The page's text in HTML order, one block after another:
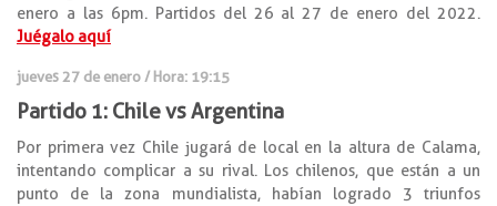
enero a las 6pm. Partidos del 26 al 27 de enero del 2022.
Juégalo aquí
jueves 27 de enero / Hora: 19:15
Partido 1: Chile vs Argentina
Por primera vez Chile jugará de local en la altura de Calama,
intentando complicar a su rival. Los chilenos, que están a un
punto de la zona mundialista, habían logrado 3 triunfos